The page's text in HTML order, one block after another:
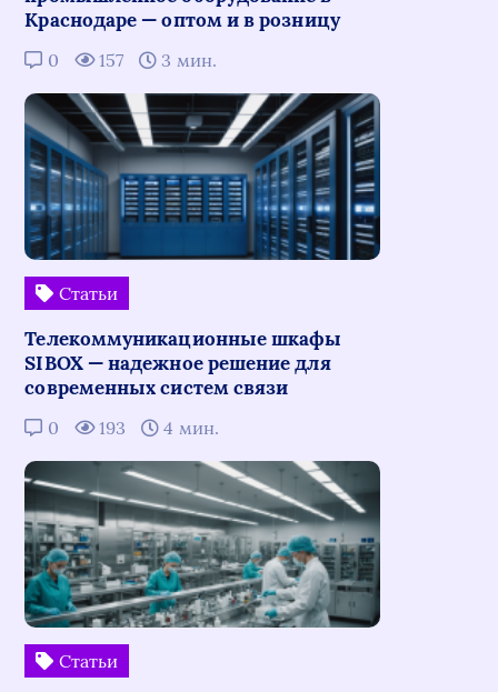
Краснодаре — оптом и в розницу
0 157 3 мин.
Статьи
Телекоммуникационные шкафы
SIBOX — надежное решение для
современных систем связи
0 193 4 мин.
Статьи